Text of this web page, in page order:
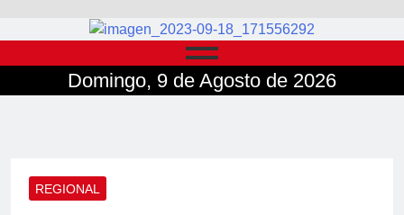
Domingo, 9 de Agosto de 2026
REGIONAL